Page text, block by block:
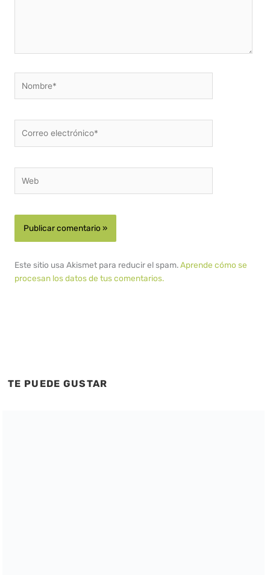
electrónico*
Este sitio usa Akismet para reducir el spam.Aprende cómo se
procesan los datos de tus comentarios.
TE PUEDE GUSTAR